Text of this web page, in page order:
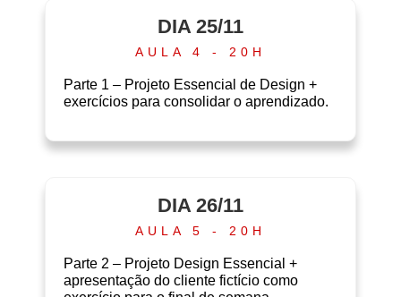
DIA 25/11
AULA 4 - 20H
Parte 1 – Projeto Essencial de Design +
exercícios para consolidar o aprendizado.
DIA 26/11
AULA 5 - 20H
Parte 2 – Projeto Design Essencial +
apresentação do cliente fictício como